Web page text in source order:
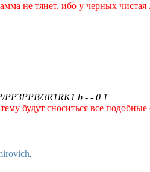
не тянет, ибо у черных
PP3PPB/3R1RK1 b - - 0 1
будут сноситься все подобные
.